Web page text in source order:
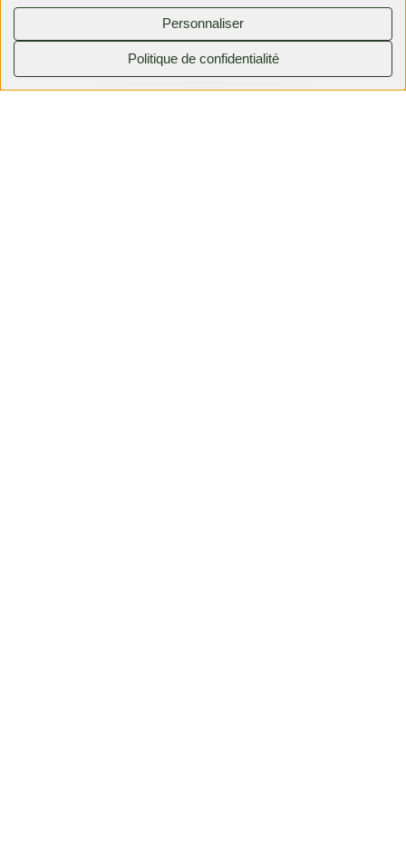
Un cadre champêtre
pour se retrouver
0380792525 Faire une demande
Personnaliser
Politique de confidentialité